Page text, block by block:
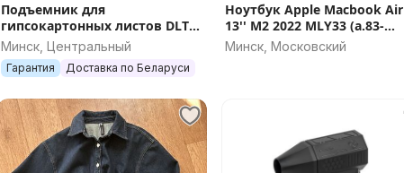
Подъемник для
гипсокартонных листов DLT
PLAC 450 (он же EDMA PLAC
450), арт.0153
Минск, Центральный
Гарантия Доставка по Беларуси
Ноутбук Apple Macbook Air
13'' M2 2022 MLY33 (а.83-
018025)
Минск, Московский